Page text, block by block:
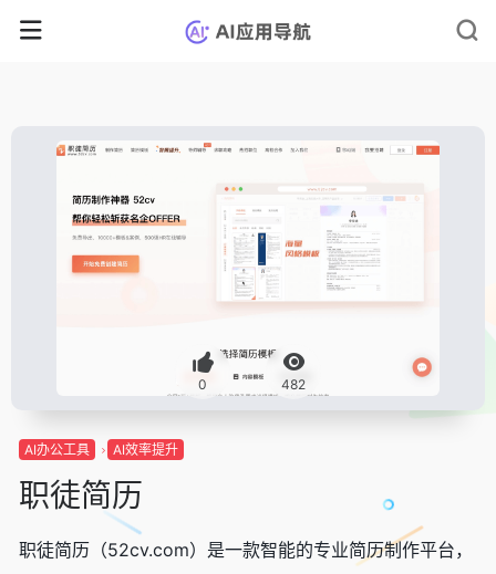
0 482
AI办公工具 AI效率提升
职徒简历
职徒简历（52cv.com）是一款智能的专业简历制作平台，